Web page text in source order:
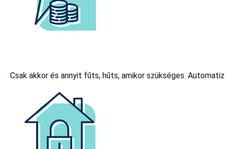
Csak akkor és annyit fűts, hűts, amikor szükséges.